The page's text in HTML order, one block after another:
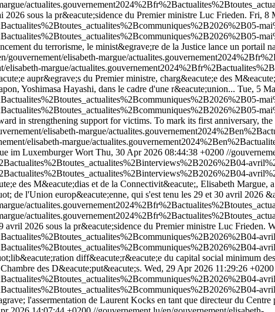
2026 sous la pr&eacute;sidence du Premier ministre Luc Frieden. Fri, 8
du terrorisme, le minist&egrave;re de la Justice lance un
gouvernement/elisabeth-margue/
elisabeth-margue/
aupr&egrave;s du Premier ministre, charg&eacute;e des
Yoshimasa Hayashi, dans le cadre d'une r&eacute;union... Tue, 5
in strengthening support for victims. To mark its first anniversary,
elisabeth-margue/
elisabeth-margue/
im Luxemburger Wort Thu, 30 Apr 2026 08:44:38 +0200 //
des M&eacute;dias et de la Connectivit&eacute;, Elisabeth
de l'Union europ&eacute;enne, qui s'est tenu les 29 et 30 avril 2026
avril 2026 sous la pr&eacute;sidence du Premier ministre Luc Frieden.
diff&eacute;r&eacute;e du capital social minimum
des D&eacute;put&eacute;s. Wed, 29 Apr 2026 11:29:26 +0200
l'assermentation de Laurent Kocks en tant que directeur du